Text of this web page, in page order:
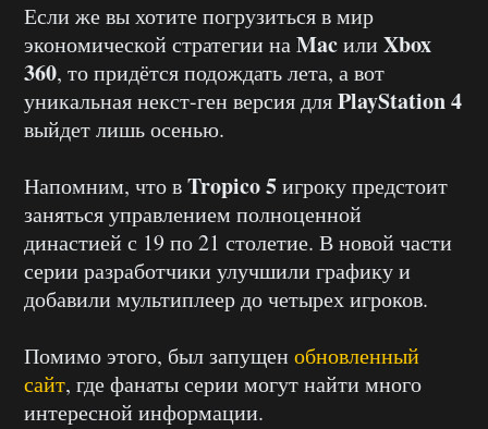
Если же вы хотите погрузиться в мир
экономической стратегии наMacили Xbox
360, то придётся подождать лета, а вот
уникальная некст-ген версия дляPlayStation 4
выйдет лишь осенью.
Напомним, что вTropico 5игроку предстоит
заняться управлением полноценной
династией с 19 по 21 столетие. В новой части
серии разработчики улучшили графику и
добавили мультиплеер до четырех игроков.
Помимо этого, был запущен обновленный
сайт, где фанаты серии могут найти много
интересной информации.